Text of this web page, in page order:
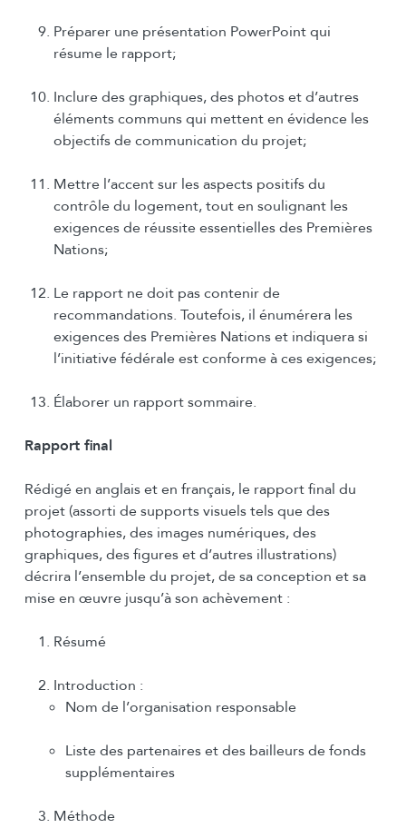
Préparer une présentation PowerPoint qui
résume le rapport;
Inclure des graphiques, des photos et d’autres
éléments communs qui mettent en évidence les
objectifs de communication du projet;
Mettre l’accent sur les aspects positifs du
contrôle du logement, tout en soulignant les
exigences de réussite essentielles des Premières
Nations;
Le rapport ne doit pas contenir de
recommandations. Toutefois, il énumérera les
exigences des Premières Nations et indiquera si
l’initiative fédérale est conforme à ces exigences;
Élaborer un rapport sommaire.
Rapport final
Rédigé en anglais et en français, le rapport final du
projet (assorti de supports visuels tels que des
photographies, des images numériques, des
graphiques, des figures et d’autres illustrations)
décrira l’ensemble du projet, de sa conception et sa
mise en œuvre jusqu’à son achèvement :
Résumé
Introduction :
Nom de l’organisation responsable
Liste des partenaires et des bailleurs de fonds
supplémentaires
Méthode